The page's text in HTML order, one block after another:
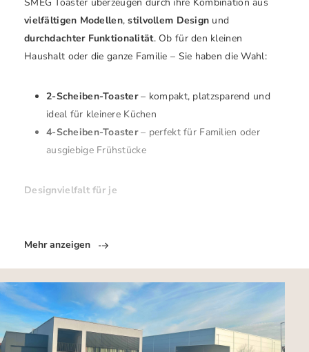
vielfältigen Modellen,stilvollem Design und
durchdachter Funktionalität. Ob für den kleinen
Haushalt oder die ganze Familie – Sie haben die Wahl:
2-Scheiben-Toaster– kompakt, platzsparend und
ideal für kleinere Küchen
4-Scheiben-Toaster– perfekt für Familien oder
ausgiebige Frühstücke
Designvielfalt für je
Mehr anzeigen